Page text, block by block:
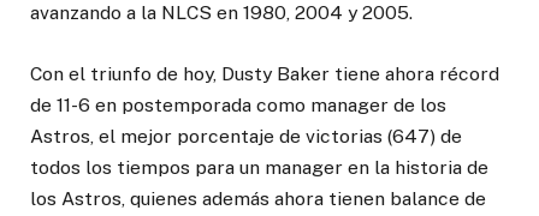
avanzando a la NLCS en 1980, 2004 y 2005.
Con el triunfo de hoy, Dusty Baker tiene ahora récord
de 11-6 en postemporada como manager de los
Astros, el mejor porcentaje de victorias (647) de
todos los tiempos para un manager en la historia de
los Astros, quienes además ahora tienen balance de